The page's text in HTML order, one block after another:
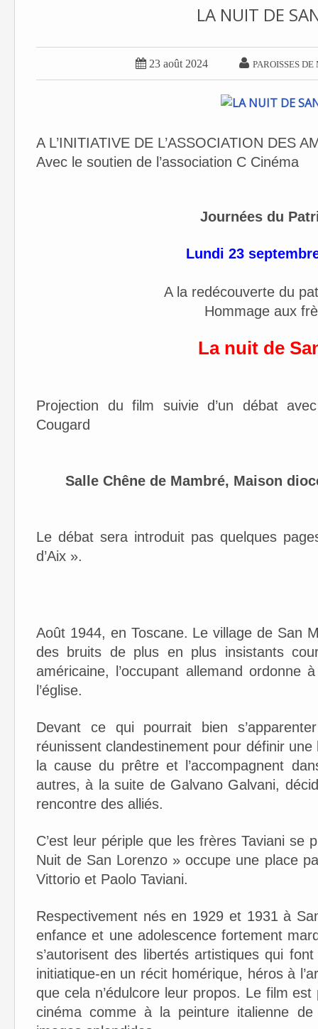
LA NUIT DE
 23 août 2024  PAROISSES
A L’INITIATIVE DE L’ASSOCIATION DES
Avec le soutien de l’association C Cinéma
Journées du
Lundi 23
A la redécouverte du
Hommage aux
La nuit de
Projection du film suivie d’un débat
Cougard
Salle Chêne de Mambré, Maison
Le débat sera introduit pas quelques
d’Aix ».
Août 1944, en Toscane. Le village de San
des bruits de plus en plus insistants
américaine, l’occupant allemand ordonne
l’église.
Devant ce qui pourrait bien
réunissent clandestinement pour définir
la cause du prêtre et l’accompagnent
autres, à la suite de Galvano Galvani,
rencontre des alliés.
C’est leur périple que les frères Taviani se
Nuit de San Lorenzo » occupe une place
Vittorio et Paolo Taviani.
Respectivement nés en 1929 et 1931 à
enfance et une adolescence fortement
s’autorisent des libertés artistiques qui
initiatique-en un récit homérique, héros à
que cela n’édulcore leur propos. Le film
cinéma comme à la peinture italienne